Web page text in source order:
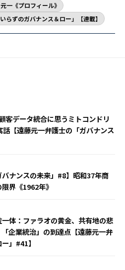
一《プロフィール》
らずのガバナンス＆ロー」【連載】
データ統合に思うミトコンドリ
【遠藤元一弁護士の「ガバナンス
バナンスの未来」#8】昭和37年商
界《1962年》
体：ファラオの黄金、共有地の悲
企業統治」の到達点【遠藤元一弁
」#41】